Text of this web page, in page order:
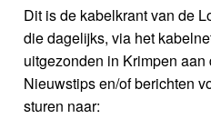
Dit is de kabelkrant van de
die dagelijks, via het
uitgezonden in Krimpen aan
Nieuwstips en/of berichten
sturen naar: